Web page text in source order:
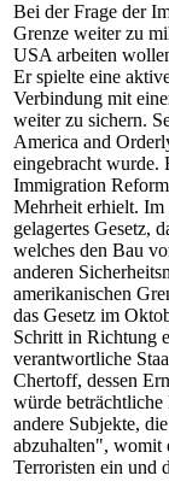
Bei der Frage der
Grenze weiter zu
USA arbeiten
Er spielte eine
Verbindung mit
weiter zu sichern.
America and
eingebracht wurde.
Immigration
Mehrheit erhielt. Im
gelagertes Gesetz,
welches den Bau
anderen
amerikanischen
das Gesetz im
Schritt in Richtung
verantwortliche
Chertoff, dessen
würde beträchtliche
andere Subjekte,
abzuhalten", womit
Terroristen ein und